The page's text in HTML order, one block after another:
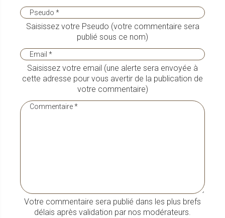
Saisissez votre Pseudo (votre commentaire sera
publié sous ce nom)
Saisissez votre email (une alerte sera envoyée à
cette adresse pour vous avertir de la publication de
votre commentaire)
Votre commentaire sera publié dans les plus brefs
délais après validation par nos modérateurs.